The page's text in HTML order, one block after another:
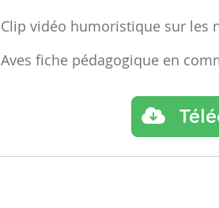
Clip vidéo humoristique sur les
Aves fiche pédagogique en